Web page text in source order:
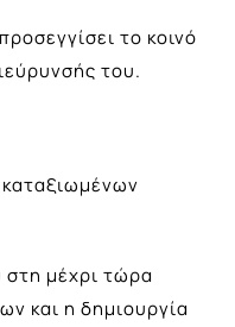
το κοινό
του.
στη μέχρι τώρα
και η δημιουργία